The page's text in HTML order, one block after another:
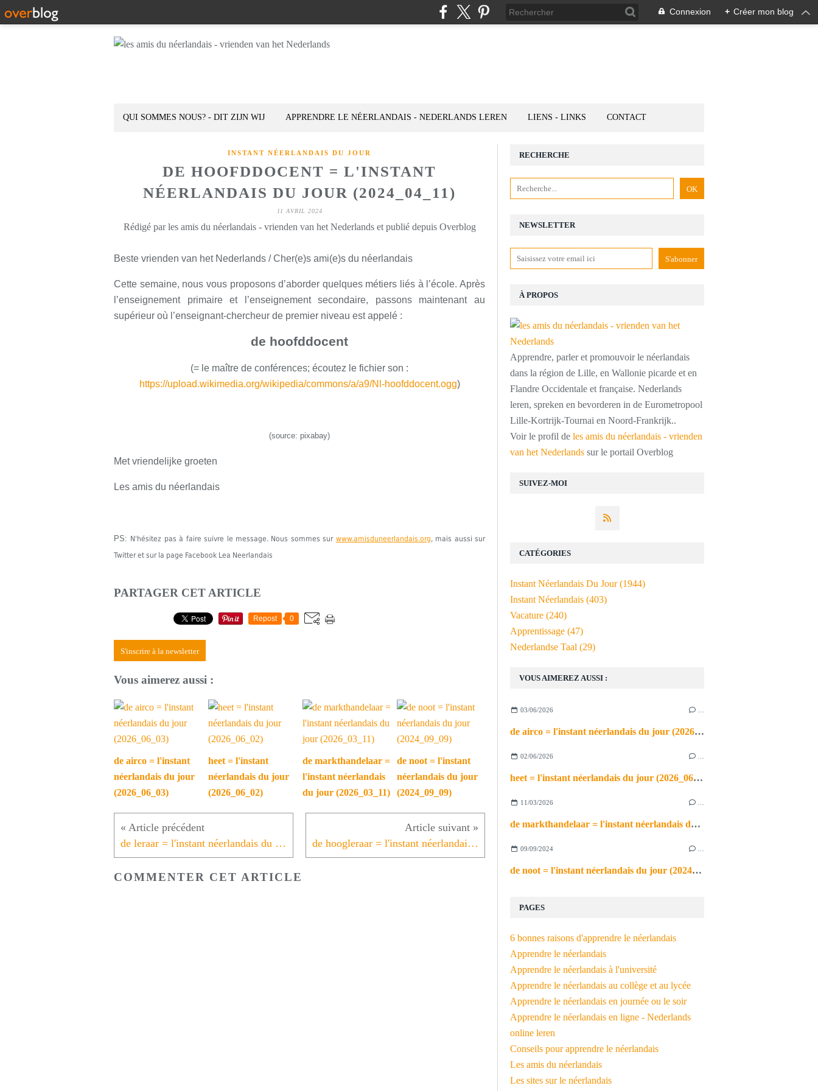
Connexion + Créer mon blog
QUI SOMMES NOUS? - DIT ZIJN WIJ APPRENDRE LE NÉERLANDAIS - NEDERLANDS LEREN LIENS - LINKS CONTACT
INSTANT NÉERLANDAIS DU JOUR
DE HOOFDDOCENT = L'INSTANT
NÉERLANDAIS DU JOUR (2024_04_11)
11 AVRIL 2024
Rédigé par les amis du néerlandais - vrienden van het Nederlands et publié depuis Overblog
Beste vrienden van het Nederlands / Cher(e)s ami(e)s du néerlandais
Cette semaine, nous vous proposons d’aborder quelques métiers liés à l’école. Après
l’enseignement primaire et l’enseignement secondaire, passons maintenant au
supérieur où l’enseignant-chercheur de premier niveau est appelé :
de hoofddocent
(= le maître de conférences; écoutez le fichier son :
https://upload.wikimedia.org/wikipedia/commons/a/a9/Nl-hoofddocent.ogg)
(source: pixabay)
Met vriendelijke groeten
Les amis du néerlandais
PS: N'hésitez pas à faire suivre le message. Nous sommes sur www.amisduneerlandais.org, mais aussi sur
Twitter et sur la page Facebook Lea Neerlandais
PARTAGER CET ARTICLE
Repost 0
S'inscrire à la newsletter
Vous aimerez aussi :
de airco = l'instant
néerlandais du jour
(2026_06_03)
heet = l'instant
néerlandais du jour
(2026_06_02)
de markthandelaar =
l'instant néerlandais
du jour (2026_03_11)
de noot = l'instant
néerlandais du jour
(2024_09_09)
de leraar = l'instant néerlandais du jour (2024_04_10) de hoogleraar = l'instant néerlandais du jour (2024_04_12)
COMMENTER CET ARTICLE
NEWSLETTER
SUIVEZ-MOI
RECHERCHE
À PROPOS
Apprendre, parler et promouvoir le néerlandais
dans la région de Lille, en Wallonie picarde et en
Flandre Occidentale et française. Nederlands
leren, spreken en bevorderen in de Eurometropool
Lille-Kortrijk-Tournai en Noord-Frankrijk..
Voir le profil de les amis du néerlandais - vrienden
van het Nederlands sur le portail Overblog
VOUS AIMEREZ AUSSI :
03/06/2026
de airco = l'instant néerlandais du jour (2026_06_03)
02/06/2026
heet = l'instant néerlandais du jour (2026_06_02)
11/03/2026
de markthandelaar = l'instant néerlandais du jour (2026_03_11)
09/09/2024
de noot = l'instant néerlandais du jour (2024_09_09)
PAGES
6 bonnes raisons d'apprendre le néerlandais
Apprendre le néerlandais
Apprendre le néerlandais à l'université
Apprendre le néerlandais au collège et au lycée
Apprendre le néerlandais en journée ou le soir
Apprendre le néerlandais en ligne - Nederlands
online leren
Conseils pour apprendre le néerlandais
Les amis du néerlandais
Les sites sur le néerlandais
CATÉGORIES
Instant Néerlandais Du Jour(1944)
Instant Néerlandais (403)
Vacature (240)
Apprentissage (47)
Nederlandse Taal (29)